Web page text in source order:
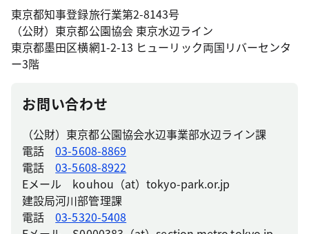
東京都知事登録旅行業第2-8143号
（公財）東京都公園協会 東京水辺ライン
東京都墨田区横網1-2-13 ヒューリック両国リバーセンタ
ー3階
お問い合わせ
（公財）東京都公園協会水辺事業部水辺ライン課
電話03-5608-8869
電話03-5608-8922
Eメール kouhou（at）tokyo-park.or.jp
建設局河川部管理課
電話03-5320-5408